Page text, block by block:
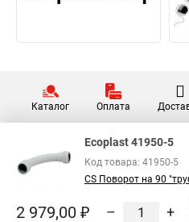
Каталог Оплата
Ecoplast 41950-5
Код товара: 41950-5
CS Поворот на 90
2 979,00 ₽ – +